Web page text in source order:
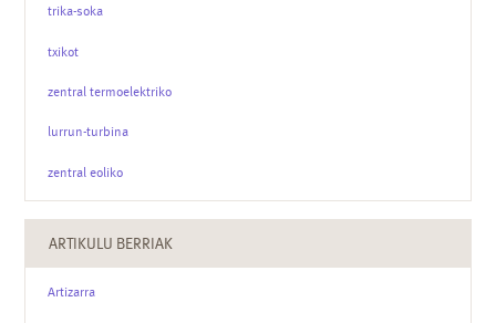
trika-soka
txikot
zentral termoelektriko
lurrun-turbina
zentral eoliko
ARTIKULU BERRIAK
Artizarra